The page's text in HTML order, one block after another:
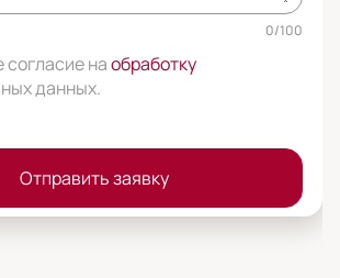
0/100
наобработку
данных.
Отправить заявку